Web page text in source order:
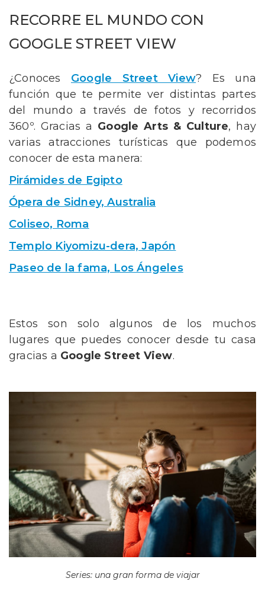
RECORRE EL MUNDO CON
GOOGLE STREET VIEW
¿Conoces Google Street View? Es una
función que te permite ver distintas partes
del mundo a través de fotos y recorridos
360º. Gracias a Google Arts & Culture, hay
varias atracciones turísticas que podemos
conocer de esta manera:
Pirámides de Egipto
Ópera de Sidney, Australia
Coliseo, Roma
Templo Kiyomizu-dera, Japón
Paseo de la fama, Los Ángeles
Estos son solo algunos de los muchos
lugares que puedes conocer desde tu casa
gracias a Google Street View.
Series: una gran forma de viajar